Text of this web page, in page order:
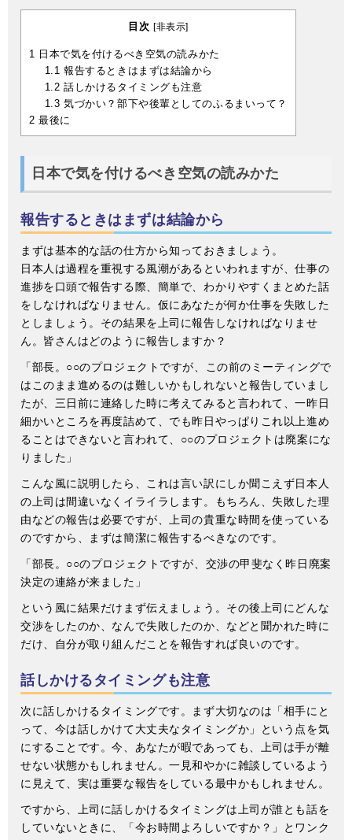
目次 [非表示]
1 日本で気を付けるべき空気の読みかた
1.1 報告するときはまずは結論から
1.2 話しかけるタイミングも注意
1.3 気づかい？部下や後輩としてのふるまいって？
2 最後に
日本で気を付けるべき空気の読みかた
報告するときはまずは結論から
まずは基本的な話の仕方から知っておきましょう。
日本人は過程を重視する風潮があるといわれますが、仕事の
進捗を口頭で報告する際、簡単で、わかりやすくまとめた話
をしなければなりません。仮にあなたが何か仕事を失敗した
としましょう。その結果を上司に報告しなければなりませ
ん。皆さんはどのように報告しますか？
「部長。○○のプロジェクトですが、この前のミーティングで
はこのまま進めるのは難しいかもしれないと報告していまし
たが、三日前に連絡した時に考えてみると言われて、一昨日
細かいところを再度詰めて、でも昨日やっぱりこれ以上進め
ることはできないと言われて、○○のプロジェクトは廃案にな
りました」
こんな風に説明したら、これは言い訳にしか聞こえず日本人
の上司は間違いなくイライラします。もちろん、失敗した理
由などの報告は必要ですが、上司の貴重な時間を使っている
のですから、まずは簡潔に報告するべきなのです。
「部長。○○のプロジェクトですが、交渉の甲斐なく昨日廃案
決定の連絡が来ました」
という風に結果だけまず伝えましょう。その後上司にどんな
交渉をしたのか、なんで失敗したのか、などと聞かれた時に
だけ、自分が取り組んだことを報告すれば良いのです。
話しかけるタイミングも注意
次に話しかけるタイミングです。まず大切なのは「相手にと
って、今は話しかけて大丈夫なタイミングか」という点を気
にすることです。今、あなたが暇であっても、上司は手が離
せない状態かもしれません。一見和やかに雑談しているよう
に見えて、実は重要な報告をしている最中かもしれません。
ですから、上司に話しかけるタイミングは上司が誰とも話を
していないときに、「今お時間よろしいですか？」とワンク